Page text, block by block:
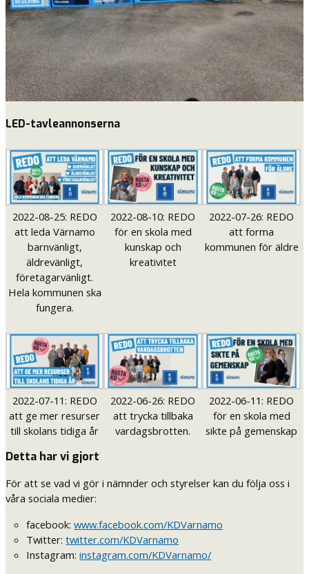
LED-tavleannonserna
2022-08-25: REDO
att leda Värnamo
barnvänligt,
äldrevänligt,
företagarvänligt.
Hela kommunen ska
fungera.
2022-08-10: REDO
för en skola med
kunskap och
kreativitet
2022-07-26: REDO
att forma
kommunen för äldre
2022-07-11: REDO
att ge mer resurser
till skolans tidiga år
2022-06-26: REDO
att trycka tillbaka
vardagsbrotten.
2022-06-11: REDO
för en skola med
sikte på gemenskap
Detta har vi gjort
För att se vad vi gör i nämnder och styrelser kan du följa oss i
våra sociala medier:
facebook:www.facebook.com/KDVarnamo
Twitter:twitter.com/KDVarnamo
Instagram:instagram.com/KDVarnamo/